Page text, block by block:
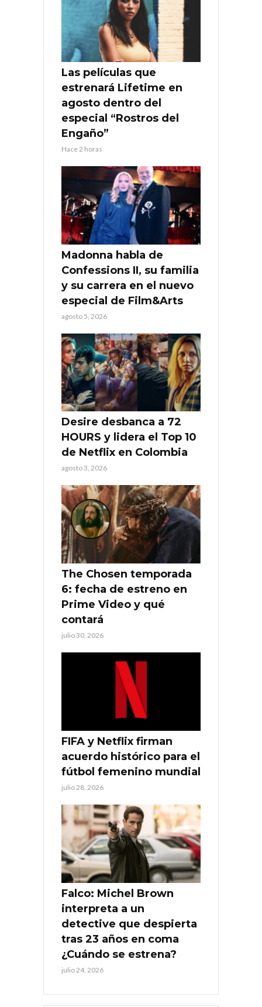
Las películas que
estrenará Lifetime en
agosto dentro del
especial “Rostros del
Engaño”
Hace 2 horas
Madonna habla de
Confessions II, su familia
y su carrera en el nuevo
especial de Film&Arts
agosto 5, 2026
Desire desbanca a 72
HOURS y lidera el Top 10
de Netflix en Colombia
agosto 3, 2026
The Chosen temporada
6: fecha de estreno en
Prime Video y qué
contará
julio 30, 2026
FIFA y Netflix firman
acuerdo histórico para el
fútbol femenino mundial
julio 28, 2026
Falco: Michel Brown
interpreta a un
detective que despierta
tras 23 años en coma
¿Cuándo se estrena?
julio 24, 2026